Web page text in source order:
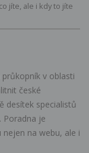
jíte, ale i kdy to jíte
v oblasti
české
desítek specialistů
Poradna je
na webu, ale i